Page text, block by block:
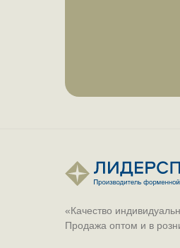
«Качество
Продажа оптом и в